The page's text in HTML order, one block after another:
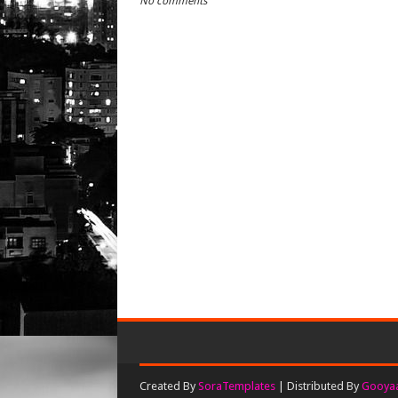
Created By SoraTemplates | Distributed By